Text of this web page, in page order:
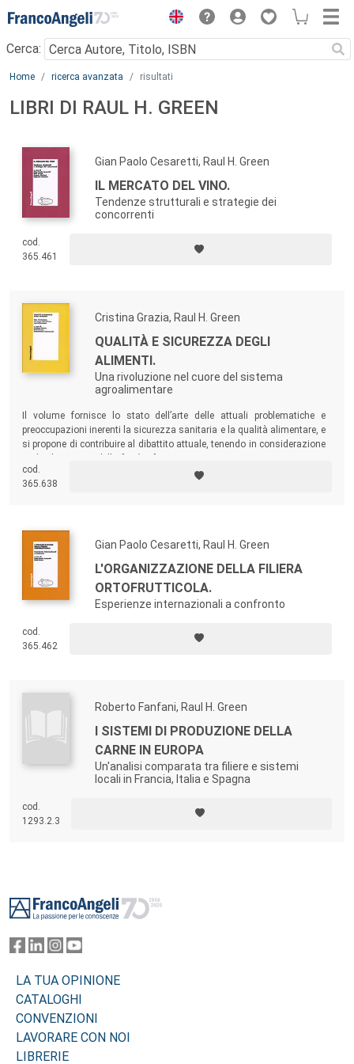
Menu
Cerca:
Main content
Home ricerca avanzata risultati
LIBRI DI RAUL H. GREEN
Gian Paolo Cesaretti, Raul H. Green
IL MERCATO DEL VINO.
Tendenze strutturali e strategie dei
concorrenti
cod.
365.461
Cristina Grazia, Raul H. Green
QUALITÀ E SICUREZZA DEGLI
ALIMENTI.
Una rivoluzione nel cuore del sistema
agroalimentare
Il volume fornisce lo stato dell’arte delle attuali problematiche e
preoccupazioni inerenti la sicurezza sanitaria e la qualità alimentare, e
si propone di contribuire al dibattito attuale, tenendo in considerazione
cod.
365.638
Gian Paolo Cesaretti, Raul H. Green
L'ORGANIZZAZIONE DELLA FILIERA
ORTOFRUTTICOLA.
Esperienze internazionali a confronto
cod.
365.462
Roberto Fanfani, Raul H. Green
I SISTEMI DI PRODUZIONE DELLA
CARNE IN EUROPA
Un'analisi comparata tra filiere e sistemi
locali in Francia, Italia e Spagna
cod.
1293.2.3
LA TUA OPINIONE
CATALOGHI
CONVENZIONI
LAVORARE CON NOI
LIBRERIE